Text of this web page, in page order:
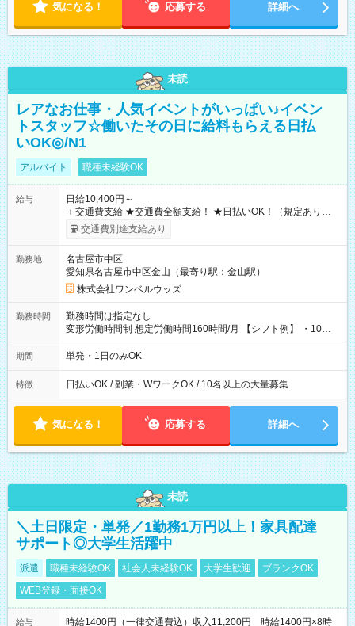
気になる！ 応募する 詳細へ
未読
レアなお仕事・人気イベントがいっぱい♪イベン
トスタッフ☆働いたその日に給料もらえる日払
いOK◎/N1
アルバイト 職種未経験OK
給与
日給10,400円～
＋交通費支給 ★交通費全額支給！ ★日払いOK！（規定あり） ┗
働いたその日に現金GET♪ お仕事後はコンビニATMから 日払
交通費別途支給あり
勤務地
名古屋市中区
愛知県名古屋市中区金山（最寄り駅：金山駅）
株式会社ワンベルウッズ
勤務時間
勤務時間は指定なし
変形労働時間制 想定労働時間160時間/月 【シフト例】 ・10：
00～20：00
期間 単発・1日のみOK
特徴 日払いOK / 副業・WワークOK / 10名以上の大量募集
気になる！ 応募する 詳細へ
未読
＼土日限定・単発／1勤務1万円以上！家具配達
サポート◎大学生活躍中
派遣 職種未経験OK 社会人未経験OK 大学生歓迎
ブランクOK
WEB登録・面接OK
給与 時給1400円（一律交通費込）収入11,200円 時給1400円×8時